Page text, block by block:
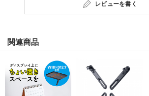
レビューを書く
関連商品